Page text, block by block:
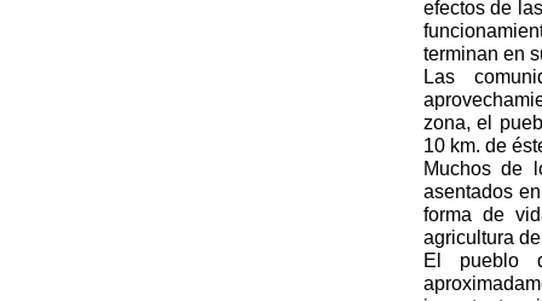
efectos de
terminan
Las
zona, el
10 km. de
Muchos de
asentados
forma de
agricultura
El pueblo